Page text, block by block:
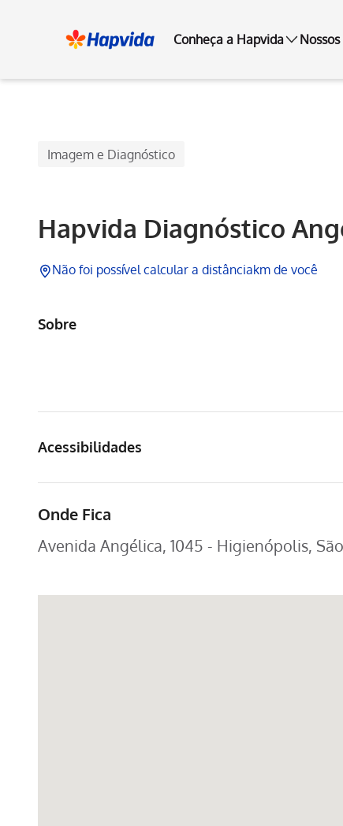
Conheça a Hapvida
Imagem e Diagnóstico
Hapvida Diagnóstico
Não foi possível calcular a distânciakm de você
Sobre
Acessibilidades
Onde Fica
Avenida Angélica, 1045 - Higienópolis,